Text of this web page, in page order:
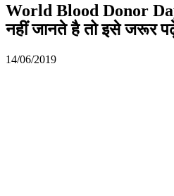
World Blood Donor
नहीं जानते है तो इसे जरूर
14/06/2019